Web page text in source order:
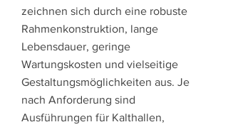
zeichnen sich durch eine robuste
Rahmenkonstruktion, lange
Lebensdauer, geringe
Wartungskosten und vielseitige
Gestaltungsmöglichkeiten aus. Je
nach Anforderung sind
Ausführungen für Kalthallen,